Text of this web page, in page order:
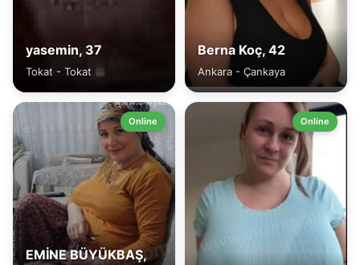
yasemin, 37
Tokat - Tokat
Berna Koç, 42
Ankara - Çankaya
Online
EMİNE BÜYÜKBAŞ,
Online